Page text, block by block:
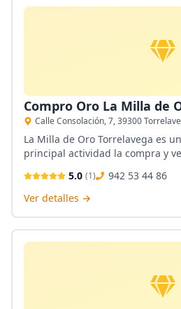
Compro Oro La Milla de
Calle Consolación, 7, 39300
La Milla de Oro Torrelavega es
principal actividad la compra y
Milla de Oro la cual posee mas
ancho del territorio nacional.
5.0 (1)
942 53 44 86
Ver detalles →